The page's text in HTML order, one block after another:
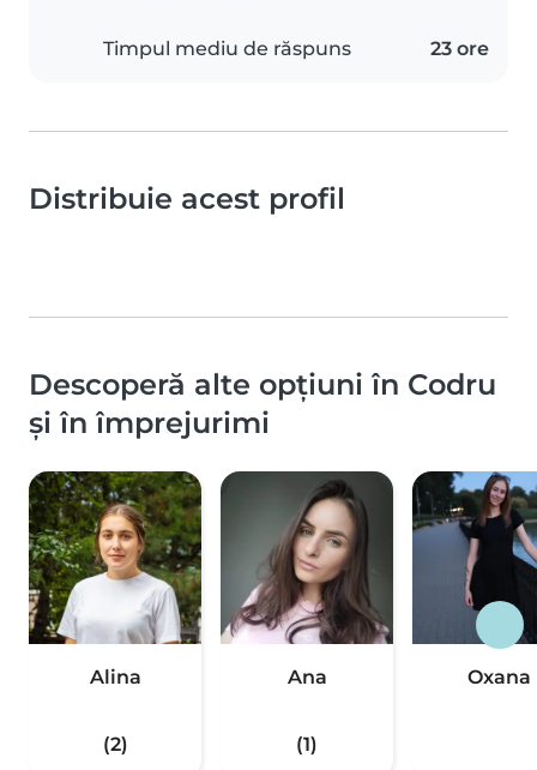
Timpul mediu de răspuns 23 ore
Distribuie acest profil
Descoperă alte opțiuni în Codru
și în împrejurimi
Alina
(2)
Ana
(1)
Oxana